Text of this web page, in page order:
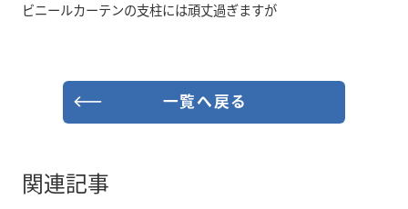
ビニールカーテンの支柱には頑丈過ぎますが
一覧へ戻る
関連記事